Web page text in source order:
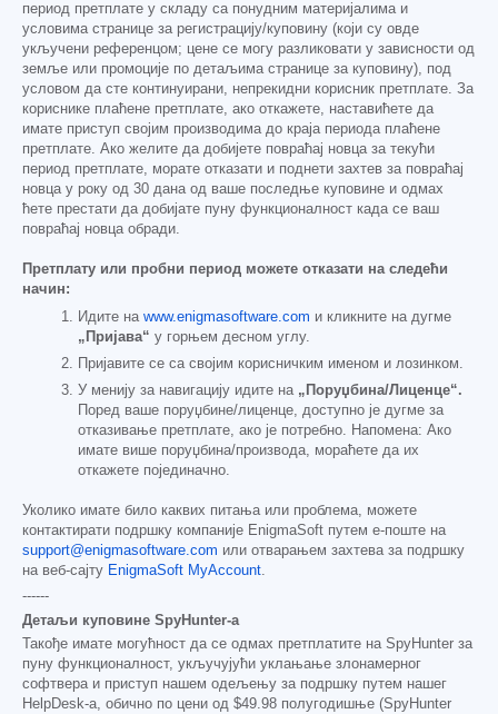
период претплате у складу са понудним материјалима и
условима странице за регистрацију/куповину (који су овде
укључени референцом; цене се могу разликовати у зависности од
земље или промоције по детаљима странице за куповину), под
условом да сте континуирани, непрекидни корисник претплате. За
кориснике плаћене претплате, ако откажете, наставићете да
имате приступ својим производима до краја периода плаћене
претплате. Ако желите да добијете повраћај новца за текући
период претплате, морате отказати и поднети захтев за повраћај
новца у року од 30 дана од ваше последње куповине и одмах
ћете престати да добијате пуну функционалност када се ваш
повраћај новца обради.
Претплату или пробни период можете отказати на следећи
начин:
Идите на www.enigmasoftware.com и кликните на дугме
„Пријава“ у горњем десном углу.
Пријавите се са својим корисничким именом и лозинком.
У менију за навигацију идите на „Поруџбина/Лиценце“.
Поред ваше поруџбине/лиценце, доступно је дугме за
отказивање претплате, ако је потребно. Напомена: Ако
имате више поруџбина/производа, мораћете да их
откажете појединачно.
Уколико имате било каквих питања или проблема, можете
контактирати подршку компаније EnigmaSoft путем е-поште на
support@enigmasoftware.com или отварањем захтева за подршку
на веб-сајту EnigmaSoft MyAccount.
------
Детаљи куповине SpyHunter-а
Такође имате могућност да се одмах претплатите на SpyHunter за
пуну функционалност, укључујући уклањање злонамерног
софтвера и приступ нашем одељењу за подршку путем нашег
HelpDesk-а, обично по цени од $49.98 полугодишње (SpyHunter